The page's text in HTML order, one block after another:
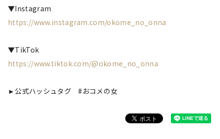
▼Instagram
https://www.instagram.com/okome_no_onna
▼TikTok
https://www.tiktok.com/@okome_no_onna
►公式ハッシュタグ #おコメの女